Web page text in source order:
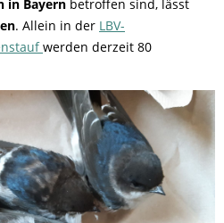
in Bayern betroffen sind, lässt
. Allein in der LBV-
werden derzeit 80